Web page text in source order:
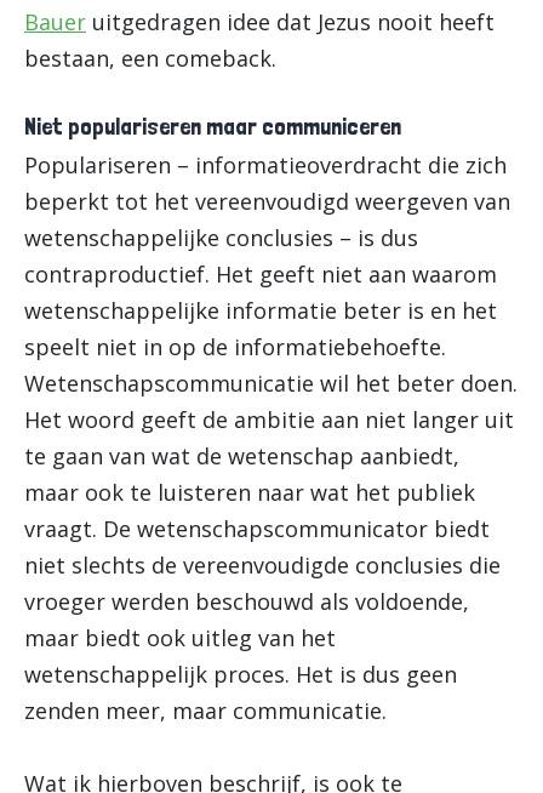
Bauer uitgedragen idee dat Jezus nooit heeft
bestaan, een comeback.
Niet populariseren maar communiceren
Populariseren – informatieoverdracht die zich
beperkt tot het vereenvoudigd weergeven van
wetenschappelijke conclusies – is dus
contraproductief. Het geeft niet aan waarom
wetenschappelijke informatie beter is en het
speelt niet in op de informatiebehoefte.
Wetenschapscommunicatie wil het beter doen.
Het woord geeft de ambitie aan niet langer uit
te gaan van wat de wetenschap aanbiedt,
maar ook te luisteren naar wat het publiek
vraagt. De wetenschapscommunicator biedt
niet slechts de vereenvoudigde conclusies die
vroeger werden beschouwd als voldoende,
maar biedt ook uitleg van het
wetenschappelijk proces. Het is dus geen
zenden meer, maar communicatie.
Wat ik hierboven beschrijf, is ook te